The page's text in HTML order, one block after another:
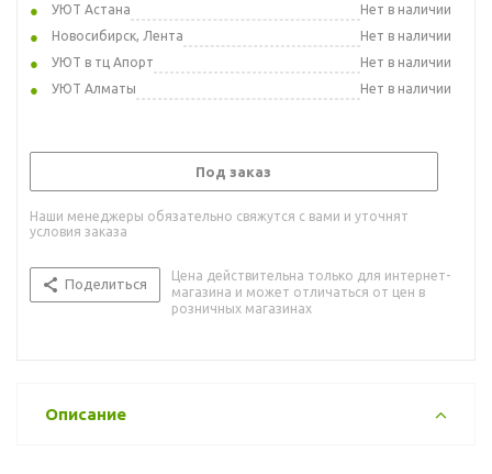
УЮТ Астана
Нет в наличии
Новосибирск, Лента
Нет в наличии
УЮТ в тц Апорт
Нет в наличии
УЮТ Алматы
Нет в наличии
Под заказ
Наши менеджеры обязательно свяжутся с вами и уточнят
условия заказа
Поделиться
Цена действительна только для интернет-
магазина и может отличаться от цен в
розничных магазинах
Описание